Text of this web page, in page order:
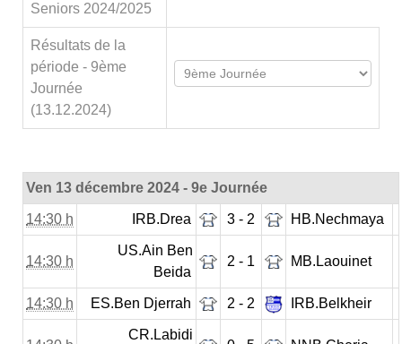
Seniors 2024/2025
Résultats de la
période - 9ème
Journée
(13.12.2024)
Ven 13 décembre 2024 - 9e Journée
14:30 h IRB.Drea 3 - 2 HB.Nechmaya
14:30 h
US.Ain Ben
Beida
2 - 1 MB.Laouinet
14:30 h ES.Ben Djerrah 2 - 2 IRB.Belkheir
CR.Labidi